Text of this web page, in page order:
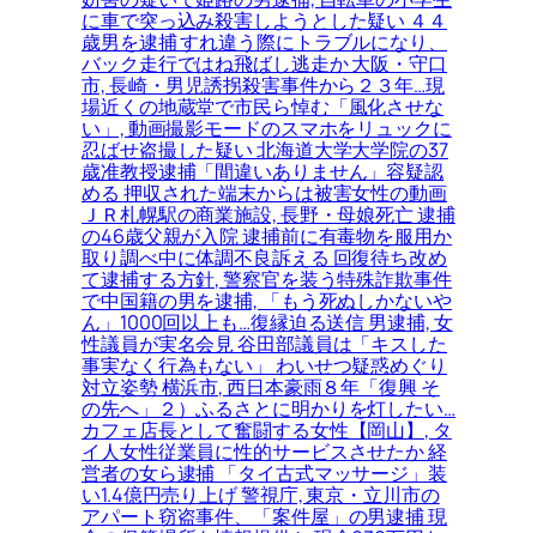
に車で突っ込み殺害しようとした疑い ４４
歳男を逮捕 すれ違う際にトラブルになり、
バック走行ではね飛ばし逃走か 大阪・守口
市, 長崎・男児誘拐殺害事件から２３年…現
場近くの地蔵堂で市民ら悼む「風化させな
い」, 動画撮影モードのスマホをリュックに
忍ばせ盗撮した疑い 北海道大学大学院の37
歳准教授逮捕「間違いありません」容疑認
める 押収された端末からは被害女性の動画
ＪＲ札幌駅の商業施設, 長野・母娘死亡 逮捕
の46歳父親が入院 逮捕前に有毒物を服用か
取り調べ中に体調不良訴える 回復待ち改め
て逮捕する方針, 警察官を装う特殊詐欺事件
で中国籍の男を逮捕, 「もう死ぬしかないや
ん」1000回以上も…復縁迫る送信 男逮捕, 女
性議員が実名会見 谷田部議員は「キスした
事実なく行為もない」 わいせつ疑惑めぐり
対立姿勢 横浜市, 西日本豪雨８年「復興 そ
の先へ」２）ふるさとに明かりを灯したい…
カフェ店長として奮闘する女性【岡山】, タ
イ人女性従業員に性的サービスさせたか 経
営者の女ら逮捕 「タイ古式マッサージ」装
い1.4億円売り上げ 警視庁, 東京・立川市の
アパート窃盗事件、「案件屋」の男逮捕 現